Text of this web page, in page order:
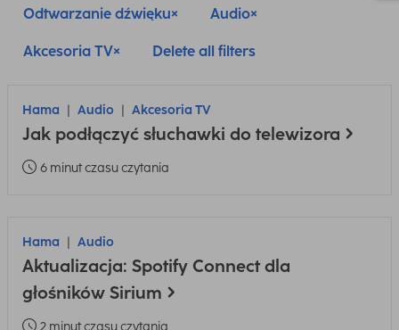
Odtwarzanie dźwięku Audio
Akcesoria TV Delete all filters
Hama Audio Akcesoria TV
Jak podłączyć słuchawki do telewizora
6 minut czasu czytania
Hama Audio
Aktualizacja: Spotify Connect dla
głośników Sirium
2 minut czasu czytania